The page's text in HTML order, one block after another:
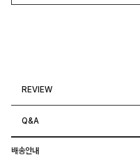
REVIEW
Q&A
배송안내